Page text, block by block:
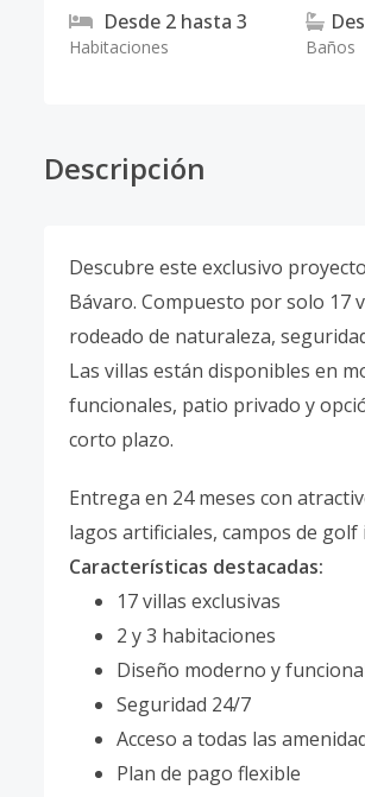
Desde 2 hasta 3
Habitaciones Baños
Descripción
Descubre este exclusivo
Bávaro. Compuesto por solo 17
rodeado de naturaleza,
Las villas están disponibles en
funcionales, patio privado y
corto plazo.
Entrega en 24 meses con
lagos artificiales, campos de
Características destacadas:
17 villas exclusivas
2 y 3 habitaciones
Diseño moderno y
Seguridad 24/7
Acceso a todas las
Plan de pago flexible